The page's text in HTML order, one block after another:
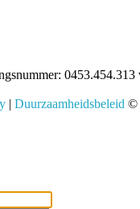
| Duurzaamheidsbeleid ©